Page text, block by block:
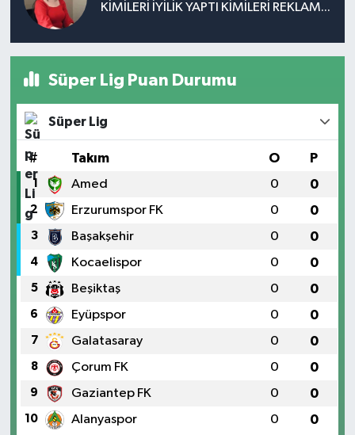
KİMİLERİ İYİLİK YAPTI KİMİLERİ REKLAM...
Süper Lig Puan Durumu
Süper Lig
# Takım O P
1 Amed 0 0
2 Erzurumspor FK 0 0
3 Başakşehir 0 0
4 Kocaelispor 0 0
5 Beşiktaş 0 0
6 Eyüpspor 0 0
7 Galatasaray 0 0
8 Çorum FK 0 0
9 Gaziantep FK 0 0
10 Alanyaspor 0 0